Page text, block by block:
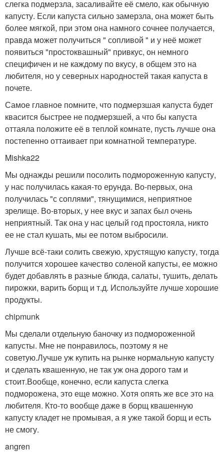
слегка подмерзла, засаливайте её смело, как обычную
капусту. Если капуста сильно замерзла, она может быть
более мягкой, при этом она намного сочнее получается,
правда может получиться " сопливой " и у неё может
появиться "простоквашный" привкус, он немного
специфичен и не каждому по вкусу, в общем это на
любителя, но у северных народностей такая капуста в
почете.
Самое главное помните, что подмерзшая капуста будет
квасится быстрее не подмерзшей, а что бы капуста
оттаяла положите её в теплой комнате, пусть лучше она
постепенно оттаивает при комнатной температуре.
Mishk­a22
Мы однажды решили посолить подмороженную капусту,
у нас получилась какая-то ерунда. Во-первых, она
получилась "с соплями", тянущимися, неприятное
зрелище. Во-вторых, у нее вкус и запах был очень
неприятный. Так она у нас целый год простояла, никто
ее не стал кушать, мы ее потом выбросили.
Лучше всё-таки солить свежую, хрустящую капусту, тогда
получится хорошее качество соленой капусты, ее можно
будет добавлять в разные блюда, салаты, тушить, делать
пирожки, варить борщ и т.д. Используйте лучше хорошие
продукты.
chipm­unk
Мы сделали отдельную баночку из подмороженной
капусты. Мне не понравилось, поэтому я не
советую.Лучше уж купить на рынке нормальную капусту
и сделать квашенную, не так уж она дорого там и
стоит.Вообще, конечно, если капуста слегка
подморожена, это еще можно. Хотя опять же все это на
любителя. Кто-то вообще даже в борщ квашенную
капусту кладет не промывая, а я уже такой борщ и есть
не смогу.
angre­n